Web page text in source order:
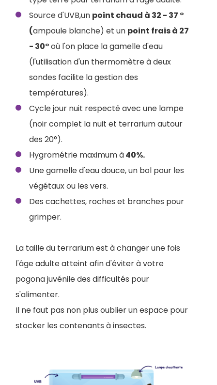
Source d'UVB,un point chaud à 32 - 37 °
(ampoule blanche) et un point frais à 27
- 30°où l'on place la gamelle d'eau
(l'utilisation d'un thermomètre à deux
sondes facilite la gestion des
températures).
Cycle jour nuit respecté avec une lampe
(noir complet la nuit et terrarium autour
des 20°).
Hygrométrie maximum à40%.
Une gamelle d'eau douce, un bol pour les
végétaux ou les vers.
Des cachettes, roches et branches pour
grimper.
La taille du terrarium est à changer une fois
l'âge adulte atteint afin d'éviter à votre
pogona juvénile des difficultés pour
s'alimenter.
Il ne faut pas non plus oublier un espace pour
stocker les contenants à insectes.